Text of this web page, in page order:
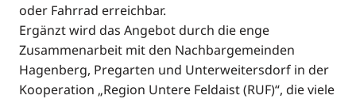
oder Fahrrad erreichbar.
Ergänzt wird das Angebot durch die enge
Zusammenarbeit mit den Nachbargemeinden
Hagenberg, Pregarten und Unterweitersdorf in der
Kooperation „Region Untere Feldaist (RUF)“, die viele